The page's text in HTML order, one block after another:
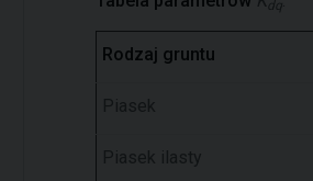
dq
Rodzaj gruntu
Piasek
Piasek ilasty